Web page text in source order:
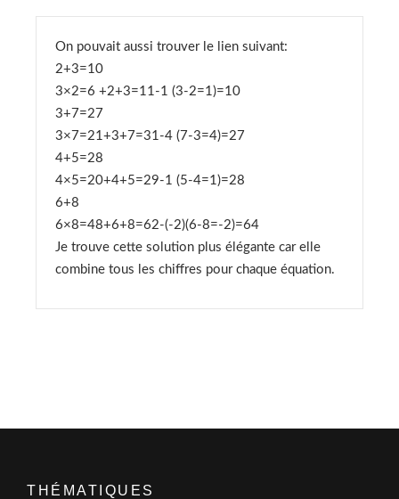
On pouvait aussi trouver le lien suivant:
2+3=10
3×2=6 +2+3=11-1 (3-2=1)=10
3+7=27
3×7=21+3+7=31-4 (7-3=4)=27
4+5=28
4×5=20+4+5=29-1 (5-4=1)=28
6+8
6×8=48+6+8=62-(-2)(6-8=-2)=64
Je trouve cette solution plus élégante car elle
combine tous les chiffres pour chaque équation.
THÉMATIQUES